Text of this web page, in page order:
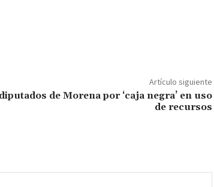
Artículo siguiente
de Morena por ‘caja negra’ en uso
de recursos